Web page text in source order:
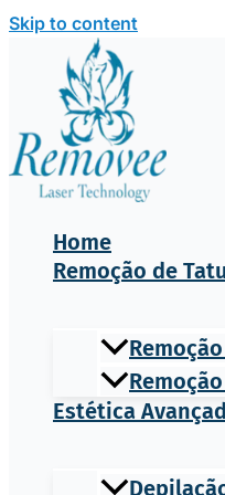
Skip to content
Home
Remoção de
Estética